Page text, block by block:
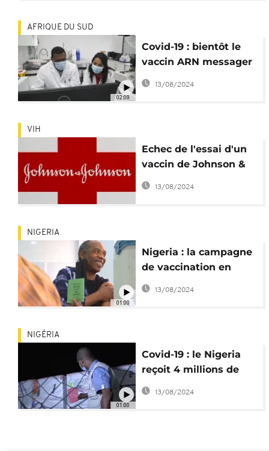
02:09
AFRIQUE DU SUD
Covid-19 : bientôt le
vaccin ARN messager
sud-africain ?
13/08/2024
VIH
Echec de l'essai d'un
vaccin de Johnson &
Johnson contre le VIH
13/08/2024
01:00
NIGERIA
Nigeria : la campagne
de vaccination en
marche
13/08/2024
01:00
NIGÉRIA
Covid-19 : le Nigeria
reçoit 4 millions de
doses de vaccin
Moderna
13/08/2024